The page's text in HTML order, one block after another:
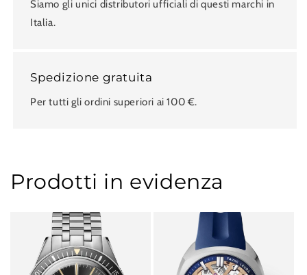
Siamo gli unici distributori ufficiali di questi marchi in
Italia.
Spedizione gratuita
Per tutti gli ordini superiori ai 100 €.
Prodotti in evidenza